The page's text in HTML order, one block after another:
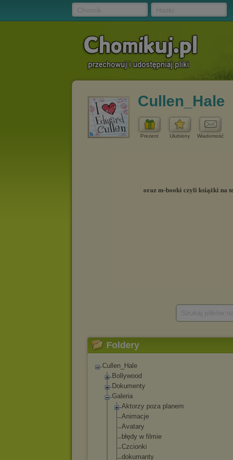
Cullen_Hale
Prezent Ulubiony Wiadomość
Foldery
Cullen_Hale
Bollywood
Dokumenty
Galeria
Aktorzy poza planem
Animacje
Avatary
błędy w filmie
Czcionki
dokumanty